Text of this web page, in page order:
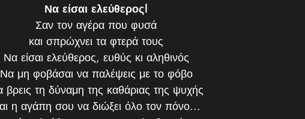
Να είσαι ελεύθερος!
Σαν τον αγέρα που φυσά
και σπρώχνει τα φτερά τους
Να είσαι ελεύθερος, ευθύς κι αληθινός
Να μη φοβάσαι να παλέψεις με το φόβο
βρεις τη δύναμη της καθάριας της ψυχής
η αγάπη σου να διώξει όλο τον πόνο...